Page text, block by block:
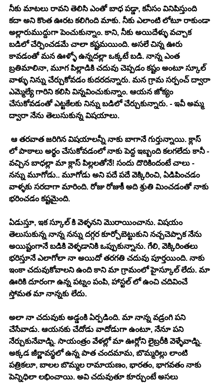
నీకు మాటలు రావని తెలిసి ఎంతో బాధ పడ్డా, కనీసం వినిపిస్తుంది
కదా అని కొంత ఊరట కలిగింది మాకు. నీకు ఎలాంటి లోటూ రాకుండా
అల్లారుముద్దుగా పెంచుకున్నాం. కాని, నీకు అయిదేళ్ళు వచ్చాక
బడిలో చేర్పించడమే చాలా కష్టమయింది. అసలే చిన్న ఊరు
కావడంతో మన ఊళ్ళో ఉన్నదల్లా ఒక్కటే బడి. నాన్న ఎంత
బ్రతిమాలినా, మూగ పిల్లాడికి చదువు చెప్పడం కష్టం అంటూ స్కూల్
వాళ్ళు నిన్ను చేర్చుకోవడం కుదరదన్నారు. మన గ్రామ సర్పంచ్ ద్వారా
ఎమ్మెల్యే గారిని కలిసి విన్నవించుకున్నాం. ఆయన జోక్యం
చేసుకోవడంతో ఎట్టకేలకు నిన్ను బడిలో చేర్చుకున్నారు. - ఇవీ అమ్మ
ద్వారా నేను తెలుసుకున్న విషయాలు.
ఆ తరవాత జరిగిన విషయాలన్నీ నాకు బాగానే గుర్తున్నాయి. క్లాస్
లో పాఠాలు అర్థం చేసుకోవడంలో నాకు పెద్ద ఇబ్బంది కలగలేదు కానీ -
వచ్చిన బాధల్లా మా క్లాస్ పిల్లలతోనే! సందు దొరికిందంటే చాలు -
నన్ను మూగోడు.. మూగోడు అని పదే పదే వెక్కిరించి, ఏడిపించడం
వాళ్ళకు సరదాగా మారింది. రోజు రోజుకీ అది శ్రుతి మించడంతో నాకు
భరించడం కష్టమైంది.
ఏడుస్తూ, ఇక స్కూల్ కి వెళ్ళనని మొరాయించాను. విషయం
తెలుసుకున్న నాన్న నన్ను దగ్గర కూర్చోబెట్టుకుని నచ్చచెప్పాక నేను
అయిష్టంగానే బడికి వెళ్ళడానికి ఒప్పుకున్నాను. గేలి, వెక్కిరింతలు
భరిస్తూనే ఎలాగోలా నా అయిదో తరగతి చదువు పూర్తయింది. నాకు
ఇంకా చదువుకోవాలని ఉంది కాని మా గ్రామంలో హైస్కూల్ లేదు. మా
ఊరికి దూరంగా ఉన్న పట్నం పంపి, హాస్టల్ లో ఉంచి చదివించే
స్తోమత మా నాన్నకు లేదు.
అలా నా చదువుకు అడ్డంకి ఏర్పడింది. మా నాన్న వడ్రంగి పని
చేసేవాడు. ఆయనకు చేదోడు వాదోడుగా ఉంటూ, నేనూ పని
నేర్చుకునేవాడ్ని. సాయంత్రం వేళల్లో మా ఊర్లోని లైబ్రరీకి వెళ్ళేవాడ్ని.
అక్కడ జీర్ణావస్థలో ఉన్న పాత చందమామ, బొమ్మరిల్లు లాంటి
పత్రికలూ, బాలల బొమ్మల రామాయణం, భారతం, భాగవతం నాకు
పెన్నిధిలా లభించాయి. అవి చదువుతూ కూర్చుంటే అసలు